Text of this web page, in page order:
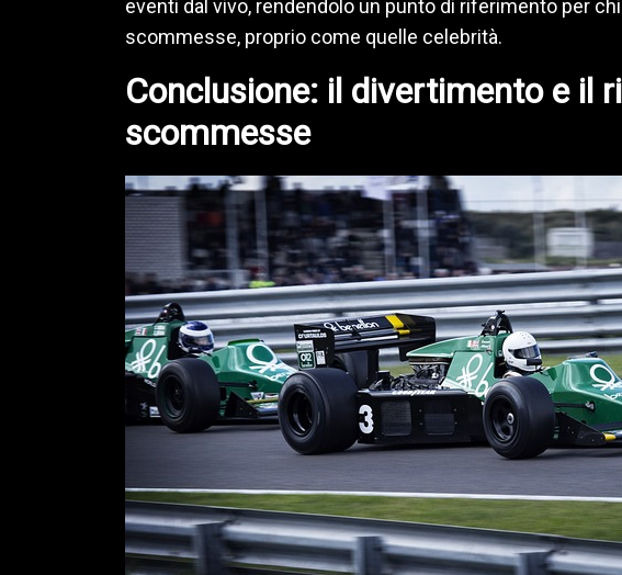
eventi dal vivo, rendendolo un punto di riferimento per
scommesse, proprio come quelle celebrità.
Conclusione: il divertimento e il
scommesse